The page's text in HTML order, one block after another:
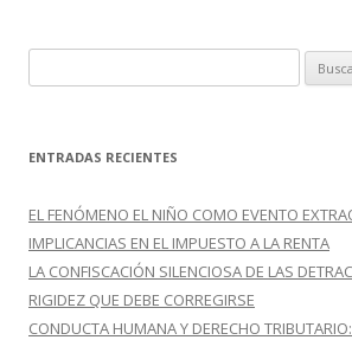
u
c
r
:
ENTRADAS RECIENTES
EL FENÓMENO EL NIÑO COMO EVENTO
IMPLICANCIAS EN EL IMPUESTO A LA RENTA
LA CONFISCACIÓN SILENCIOSA DE LAS
RIGIDEZ QUE DEBE CORREGIRSE
CONDUCTA HUMANA Y DERECHO